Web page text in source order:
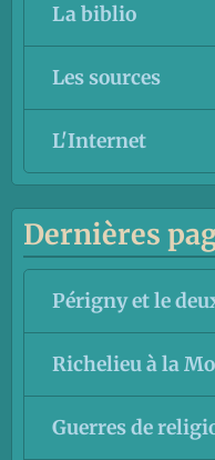
La biblio
Les sources
L'Internet
Dernières
Périgny et le
Richelieu à la
Guerres de